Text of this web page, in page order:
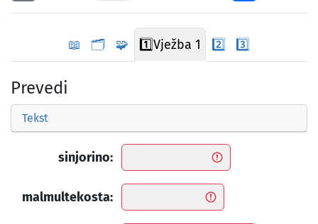
📖 🗂️ 🧩 1️⃣Vježba 1 2️⃣ 3️⃣
Prevedi
Tekst
sinjorino:
malmultekosta: